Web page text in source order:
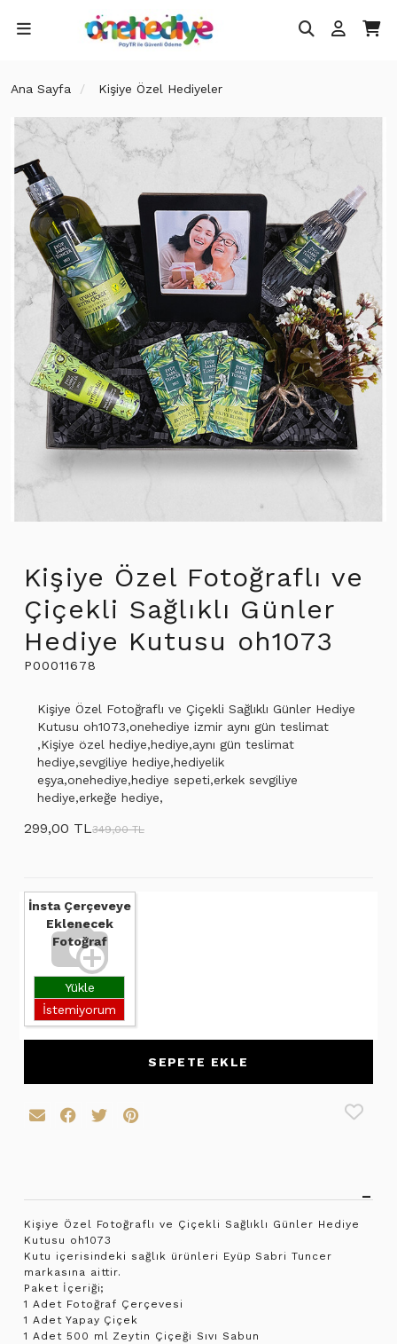
Ana Sayfa Kişiye Özel Hediyeler
Kişiye Özel Fotoğraflı ve
Çiçekli Sağlıklı Günler
Hediye Kutusu oh1073
P00011678
Kişiye Özel Fotoğraflı ve Çiçekli Sağlıklı Günler Hediye
Kutusu oh1073,onehediye izmir aynı gün teslimat
,Kişiye özel hediye,hediye,aynı gün teslimat
hediye,sevgiliye hediye,hediyelik
eşya,onehediye,hediye sepeti,erkek sevgiliye
hediye,erkeğe hediye,
299,00 TL349,00 TL
İnsta Çerçeveye
Eklenecek
Fotoğraf
Yükle
İstemiyorum
SEPETE EKLE
Kişiye Özel Fotoğraflı ve Çiçekli Sağlıklı Günler Hediye
Kutusu oh1073
Kutu içerisindeki sağlık ürünleri Eyüp Sabri Tuncer
markasına aittir.
Paket İçeriği;
1 Adet Fotoğraf Çerçevesi
1 Adet Yapay Çiçek
1 Adet 500 ml Zeytin Çiçeği Sıvı Sabun